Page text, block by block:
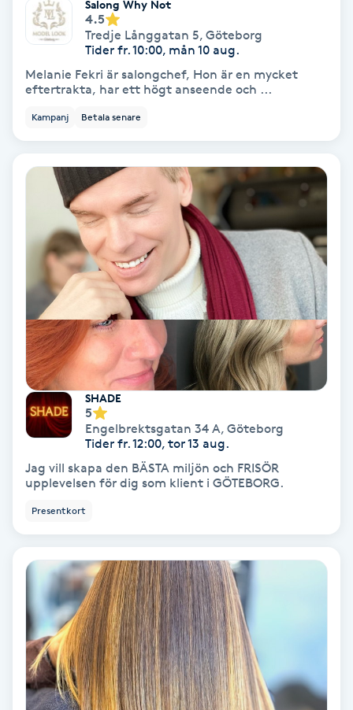
Nagelförlängning akryl
Nagelförlängning gelé
Nagelförlängning silke
Nagelförstärkning
Nagelklippning
Nagelsvamp
Nageltrång
Nagelvård
Naglar borttagning
Naglar reparation
Navelpiercing
NBE-massage
Ny frisyr
Salong Why Not
4.5
Tredje Långgatan 5, Göteborg
Tider fr. 10:00, mån 10 aug.
Melanie Fekri är salongchef, Hon är en mycket
eftertrakta, har ett högt anseende och ...
Kampanj Betala senare
SHADE
5
Engelbrektsgatan 34 A, Göteborg
Tider fr. 12:00, tor 13 aug.
Jag vill skapa den BÄSTA miljön och FRISÖR
upplevelsen för dig som klient i GÖTEBORG.
Presentkort